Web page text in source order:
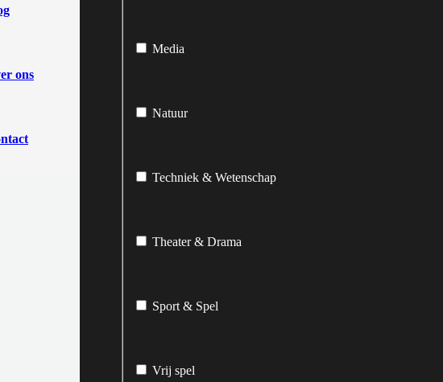
ons
Media
Natuur
Techniek & Wetenschap
Theater & Drama
Sport & Spel
Vrij spel